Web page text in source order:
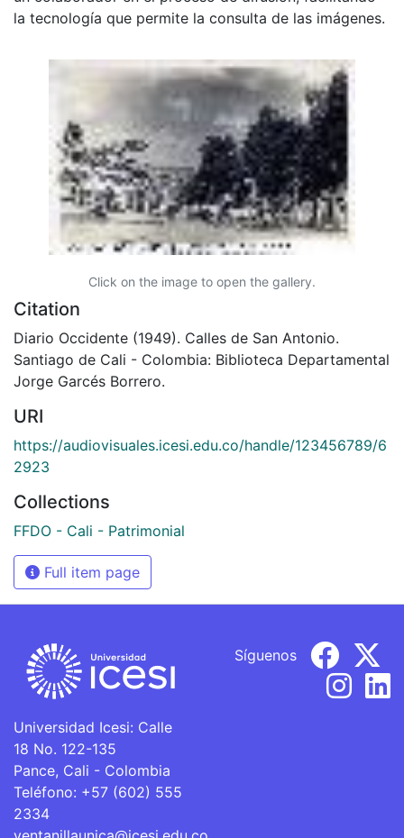
la tecnología que permite la consulta de las imágenes.
Click on the image to open the gallery.
Citation
Diario Occidente (1949). Calles de San Antonio.
Santiago de Cali - Colombia: Biblioteca Departamental
Jorge Garcés Borrero.
URI
https://audiovisuales.icesi.edu.co/handle/123456789/6
2923
Collections
FFDO - Cali - Patrimonial
Full item page
Universidad Icesi: Calle
18 No. 122-135
Pance, Cali - Colombia
Teléfono: +57 (602) 555
2334
Síguenos